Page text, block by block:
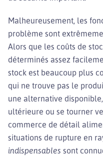
Malheureusement, les
problème sont
Alors que les coûts de
déterminés assez
stock est beaucoup plus
qui ne trouve pas le
une alternative
ultérieure ou se tourner
commerce de détail
situations de rupture en
indispensables sont